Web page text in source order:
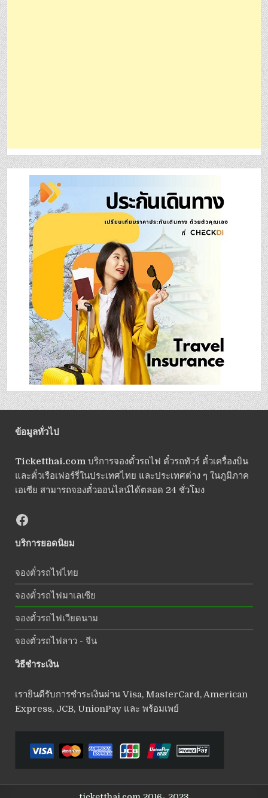
ข้อมูลทั่วไป
Ticketthai.comบริการจองตั๋วรถไฟ ตั๋วรถทัวร์ ตั๋วเครื่องบิน
และตั๋วเรือเฟอร์รี่ในประเทศไทย และประเทศต่าง ๆ ในภูมิภาค
เอเซีย สามารถจองตั๋วออนไลน์ได้ตลอด 24 ชั่วโมง
บริการยอดนิยม
จองตั๋วรถไฟไทย
จองตั๋วรถไฟมาเลเซีย
จองตั๋วรถไฟเวียดนาม
จองตั๋วรถไฟลาว - จีน
วิธีชำระเงิน
เรายินดีรับการชำระเงินผ่าน Visa, MasterCard, American
Express, JCB, UnionPay และ พร้อมเพย์